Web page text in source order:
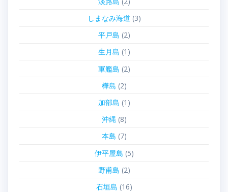
しまなみ海道 (3)
平戸島 (2)
生月島 (1)
軍艦島 (2)
樺島 (2)
加部島 (1)
沖縄(8)
本島 (7)
伊平屋島 (5)
野甫島 (2)
石垣島 (16)